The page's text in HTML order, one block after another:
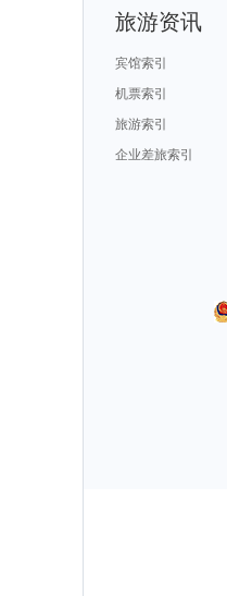
旅游资讯
宾馆索引
机票索引
旅游索引
企业差旅索引